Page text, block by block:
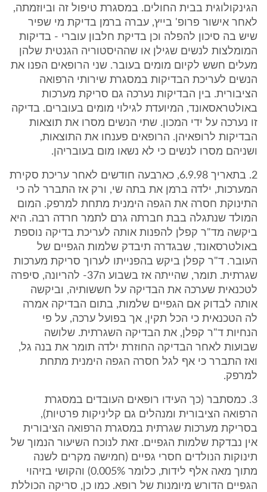
הגינקולוגית בבית החולים. במסגרת טיפול זה וביוזמתה,
לאחר אישור פרופ' בייץ, עברה ברמן בדיקת מי שפיר
שיש בה סיכון להפלה וכן בדיקת חלבון עוברי - בדיקות
המומלצות לנשים שגילן או שההיסטוריה הגנטית שלהן
מעלים חשש לקיום מומים בעובר. שני הרופאים הפנו את
הנשים לעריכת הבדיקות במסגרת שירותי הרפואה
הציבורית. בין הבדיקות נערכה גם סריקת מערכות
באולטראסאונד, המיועדת לגילוי מומים בעוברים. בדיקה
זו נערכה על ידי המכון. שתי הנשים מסרו את תוצאות
הבדיקות לרופאיהן. הרופאים פענחו את התוצאות,
ושניהם מסרו לנשים כי לא נשאו מום בעובריהן.
2. בתאריך 6.9.98, כארבעה חודשים לאחר עריכת סקירת
המערכות, ילדה ברמן את בתה שי, ורק אז התברר לה כי
התינוקת חסרה את הגפה הימנית מתחת למרפק. המום
המולד שנתגלה בבת חברתה גרם לתמר חרדה רבה. היא
ביקשה מד"ר קפלן להפנות אותה לעריכת בדיקה נוספת
באולטרסאונד, שבגדרה תיבדק שלמות הגפיים של
העובר. ד"ר קפלן ביקש בהפנייתו לערוך סריקת מערכות
שגרתית. תומר, שהייתה אז בשבוע ה37- להריונה, סיפרה
לטכנאית שערכה את הבדיקה על חששותיה, וביקשה
אותה לבדוק אם הגפיים שלמות, בתום הבדיקה אמרה
לה הטכנאית כי הכל תקין, אך בפועל ערכה, על פי
הנחיות ד"ר קפלן, את הבדיקה השגרתית. שלושה
שבועות לאחר הבדיקה החוזרת ילדה תומר את בנה גל,
ואז התברר כי אף לגל חסרה הגפה הימנית מתחת
למרפק.
3. כמסתבר (כך העידו רופאים העובדים במסגרת
הרפואה הציבורית ומנהלים גם קליניקות פרטיות),
בסריקת מערכות שגרתית במסגרת הרפואה הציבורית
אין נבדקת שלמות הגפיים. זאת לנוכח השיעור הנמוך של
תינוקות הנולדים חסרי גפיים (חמישה מקרים לשנה
מתוך מאה אלף לידות, כלומר 0.005%) והקושי בזיהוי
הגפיים הדורש מיומנות של רופא. כמו כן, סריקה הכוללת